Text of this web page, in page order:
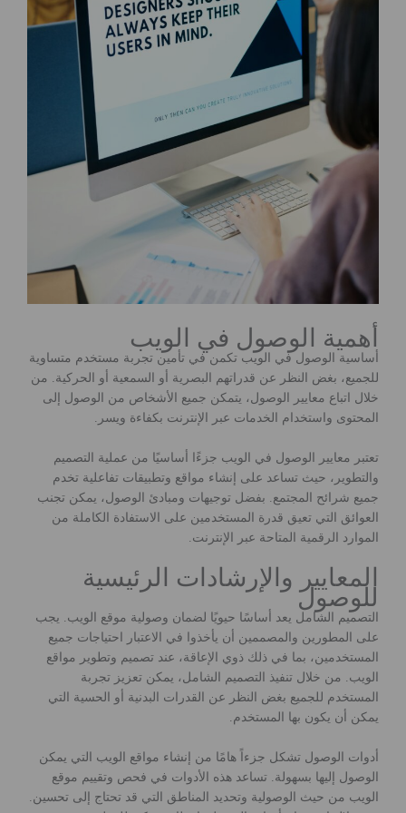
أهمية الوصول في الويب
أساسية الوصول في الويب تكمن في تأمين تجربة مستخدم متساوية
للجميع، بغض النظر عن قدراتهم البصرية أو السمعية أو الحركية. من
خلال اتباع معايير الوصول، يتمكن جميع الأشخاص من الوصول إلى
المحتوى واستخدام الخدمات عبر الإنترنت بكفاءة ويسر.
تعتبر معايير الوصول في الويب جزءًا أساسيًا من عملية التصميم
والتطوير، حيث تساعد على إنشاء مواقع وتطبيقات تفاعلية تخدم
جميع شرائح المجتمع. بفضل توجيهات ومبادئ الوصول، يمكن تجنب
العوائق التي تعيق قدرة المستخدمين على الاستفادة الكاملة من
الموارد الرقمية المتاحة عبر الإنترنت.
المعايير والإرشادات الرئيسية
للوصول
التصميم الشامل يعد أساسًا حيويًا لضمان وصولية موقع الويب. يجب
على المطورين والمصممين أن يأخذوا في الاعتبار احتياجات جميع
المستخدمين، بما في ذلك ذوي الإعاقة، عند تصميم وتطوير مواقع
الويب. من خلال تنفيذ التصميم الشامل، يمكن تعزيز تجربة
المستخدم للجميع بغض النظر عن القدرات البدنية أو الحسية التي
يمكن أن يكون بها المستخدم.
أدوات الوصول تشكل جزءاً هامًا من إنشاء مواقع الويب التي يمكن
الوصول إليها بسهولة. تساعد هذه الأدوات في فحص وتقييم موقع
الويب من حيث الوصولية وتحديد المناطق التي قد تحتاج إلى تحسين.